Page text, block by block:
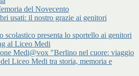
del Novecento
usati: il nostro grazie ai genitori
scolastico presenta lo sportello ai genitori
al Liceo Medi
Medi@vox "Berlino nel cuore: viaggio
Liceo Medi tra storia, memoria e